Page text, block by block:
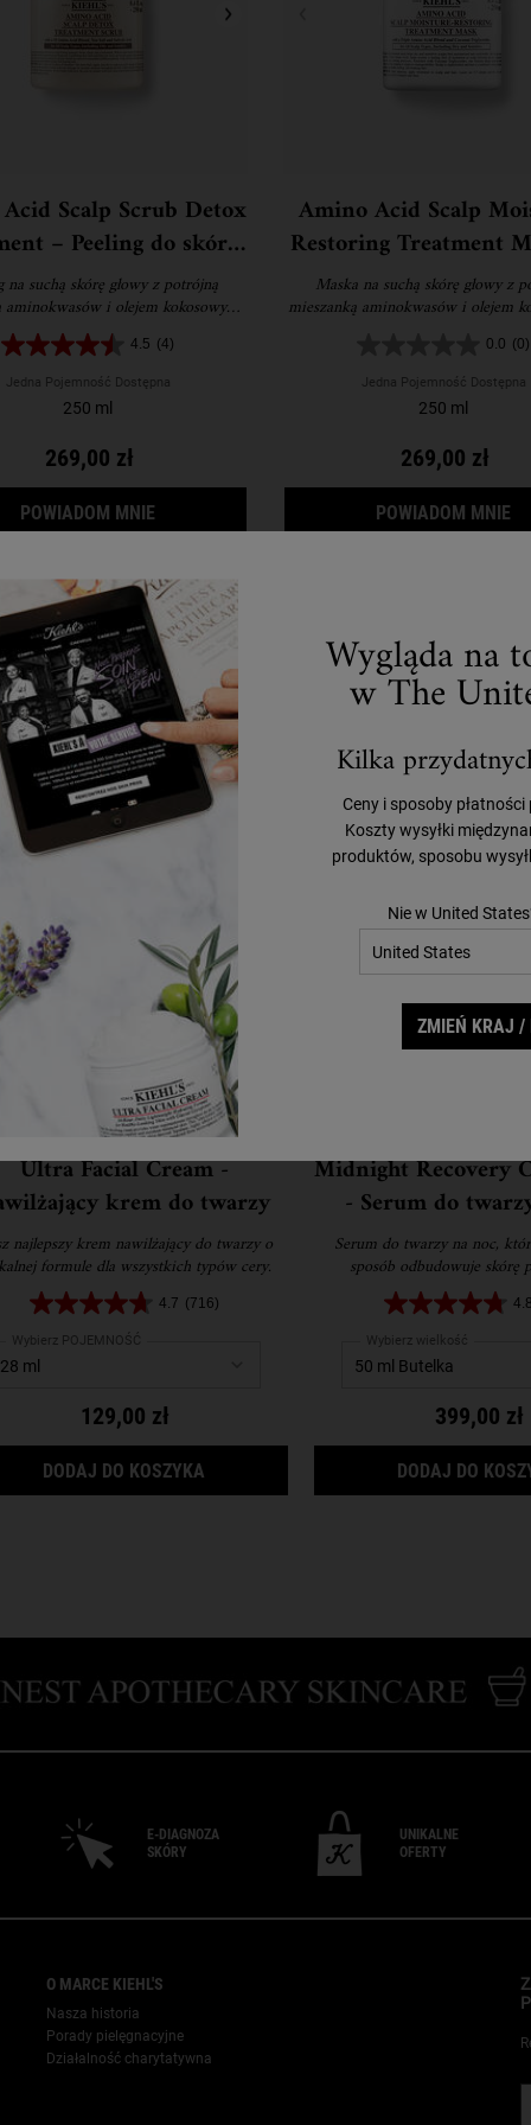
Scalp Scrub Detox
– Peeling do skóry
z aminokwasami
na suchą skórę głowy z potrójną
aminokwasów i olejem kokosowym.
bez siarczanów i bez silikonu.
4.5 (4)
Jedna Pojemność Dostępna
250 ml
269,00 zł
POWIADOM MNIE GDY AMINO ACID SCALP SCRUB DETOX
Amino Acid Scalp
Restoring Treatment
Maska do skóry
aminokwasami
Maska na suchą skórę głowy z
mieszanką aminokwasów i olejem
Bez parabenów, bez siarczanów i
0.0 (0)
Jedna Pojemność Dostępna
250 ml
269,00 zł
POWIADOM MNIE
PROPONOWANE FORMUŁY
WITH AVOCADO - ODŻYWCZY KREM POD OCZY Z
Ultra Facial Cream -
krem do twarzy
najlepszy krem nawilżający do twarzy o
formule dla wszystkich typów cery.
4.7 (716)
Wybierz POJEMNOŚĆ
129,00 zł
DODAJ DO KOSZYKA ULTRA FACIAL CREAM - NAWILŻAJĄCY
Midnight Recovery
- Serum do
Serum do twarzy na noc,
sposób odbudowuje skórę
4.8
Wybierz wielkość
399,00 zł
DODAJ DO
E-DIAGNOZA
SKÓRY
UNIKALNE
OFERTY
O MARCE KIEHL'S
Nasza historia
Porady pielęgnacyjne
Działalność charytatywna
Wygląda na
w The
Kilka
Ceny i sposoby
Koszty wysyłki
produktów, sposobu
Nie w United
ZMIEŃ KRAJ /